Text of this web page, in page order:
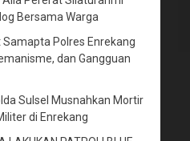
Bersama Warga
Polres Enrekang
dan Gangguan
Sulsel Musnahkan Mortir
di Enrekang